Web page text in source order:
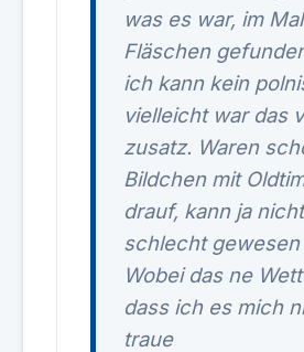
was es war, im
Fläschen
ich kann kein
vielleicht war das
zusatz. Waren
Bildchen mit
drauf, kann ja nicht
schlecht gewesen
Wobei das ne
dass ich es mich
traue